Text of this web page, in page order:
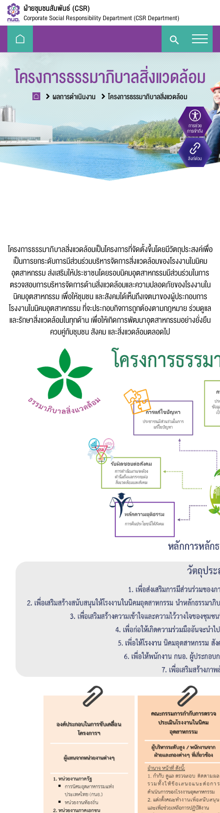
ฝ่ายชุมชนสัมพันธ์ (CSR)
Corporate Social Responsibility Department (CSR Department)
ขนาดตัวอักษร
ความตัดกันของสี
การช่วย
การเข้าถึง
Eco-
Challenge
e-Library Handbook E-PP ลิงก์ด่วน
โครงการธรรมาภิบาลสิ่งแวดล้อม
ผลการดำเนินงาน โครงการธรรมาภิบาลสิ่งแวดล้อม
โครงการธรรมาภิบาลสิ่งแวดล้อมเป็นโครงการที่จัดตั้งขึ้นโดยมีวัตถุประสงค์เพื่อ
เป็นการยกระดับการมีส่วนร่วมบริหารจัดการสิ่งแวดล้อมของโรงงานในนิคม
อุตสาหกรรม ส่งเสริมให้ประชาชนโดยรอบนิคมอุตสาหกรรมมีส่วนร่วมในการ
ตรวจสอบการบริหารจัดการด้านสิ่งแวดล้อมและความปลอดภัยของโรงงานใน
นิคมอุตสาหกรรม เพื่อให้ชุมชน และสังคมได้เห็นถึงเจตนาของผู้ประกอบการ
โรงงานในนิคมอุตสาหกรรม ที่จะประกอบกิจการถูกต้องตามกฎหมาย ร่วมดูแล
และรักษาสิ่งแวดล้อมในทุกด้าน เพื่อให้เกิดการพัฒนาอุตสาหกรรมอย่างยั่งยืน
ควบคู่กับชุมชน สังคม และสิ่งแวดล้อมตลอดไป
หัวข้อเรื่อง :